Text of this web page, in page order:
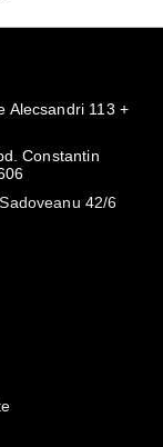
Alecsandri 113 +
Constantin
42/6